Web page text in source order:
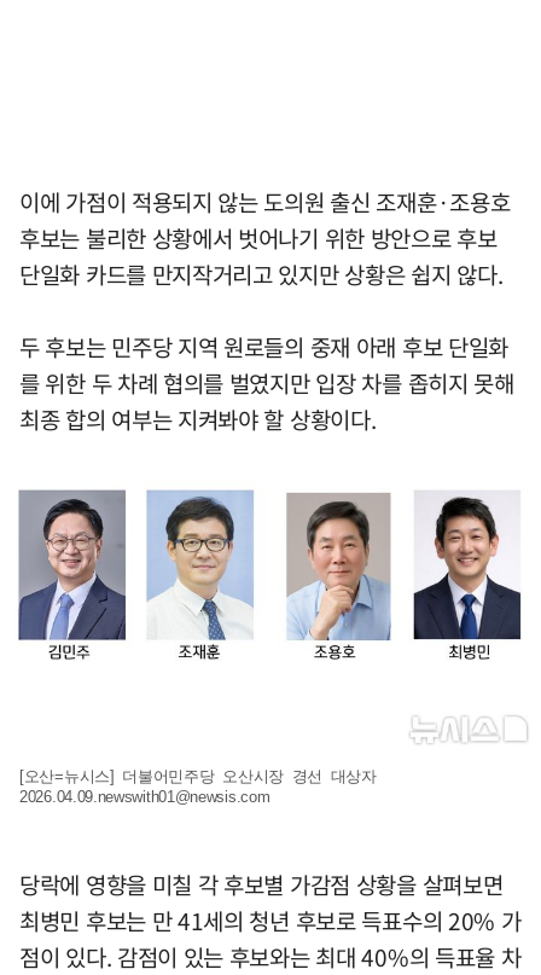
이에 가점이 적용되지 않는 도의원 출신 조재훈·조용호
후보는 불리한 상황에서 벗어나기 위한 방안으로 후보
단일화 카드를 만지작거리고 있지만 상황은 쉽지 않다.
두 후보는 민주당 지역 원로들의 중재 아래 후보 단일화
를 위한 두 차례 협의를 벌였지만 입장 차를 좁히지 못해
최종 합의 여부는 지켜봐야 할 상황이다.
[오산=뉴시스] 더불어민주당 오산시장 경선 대상자
2026.04.09.newswith01@newsis.com
당락에 영향을 미칠 각 후보별 가감점 상황을 살펴보면
최병민 후보는 만 41세의 청년 후보로 득표수의 20% 가
점이 있다. 감점이 있는 후보와는 최대 40%의 득표율 차